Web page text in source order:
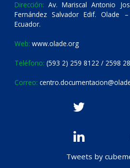
Dirección: Av. Mariscal Antonio
Fernández Salvador Edif. Olade
Ecuador.
Web: www.olade.org
Teléfono: (593 2) 259 8122 / 2598
Correo:
Tweets by